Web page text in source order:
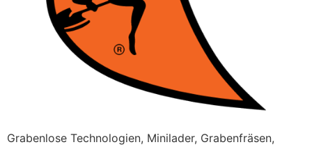
Grabenlose Technologien, Minilader, Grabenfräsen,